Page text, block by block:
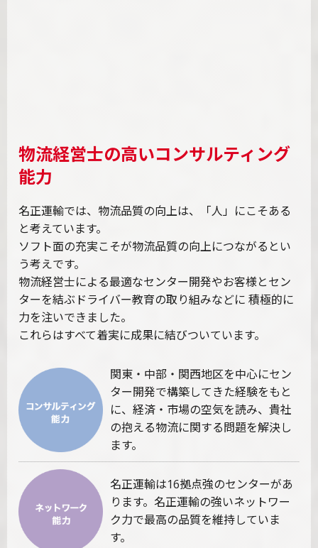
物流経営士の高いコンサルティング
能力
名正運輸では、物流品質の向上は、「人」にこそある
と考えています。
ソフト面の充実こそが物流品質の向上につながるとい
う考えです。
物流経営士による最適なセンター開発やお客様とセン
ターを結ぶドライバー教育の取り組みなどに 積極的に
力を注いできました。
これらはすべて着実に成果に結びついています。
関東・中部・関西地区を中心にセン
ター開発で構築してきた経験をもと
に、経済・市場の空気を読み、貴社
の抱える物流に関する問題を解決し
ます。
名正運輸は16拠点強のセンターがあ
ります。名正運輸の強いネットワー
ク力で最高の品質を維持していま
す。